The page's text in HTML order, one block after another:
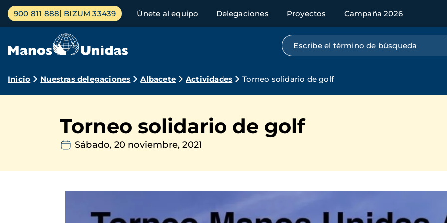
Pasar
contenido
Menú
principal
900 811 888 BIZUM 33439 Únete al equipo Delegaciones Proyectos Campaña 2026
Búsqueda por texto completo
Ruta
navegación
Inicio Nuestras delegaciones Albacete Actividades Torneo solidario de golf
Torneo solidario de golf
Sábado, 20 noviembre, 2021